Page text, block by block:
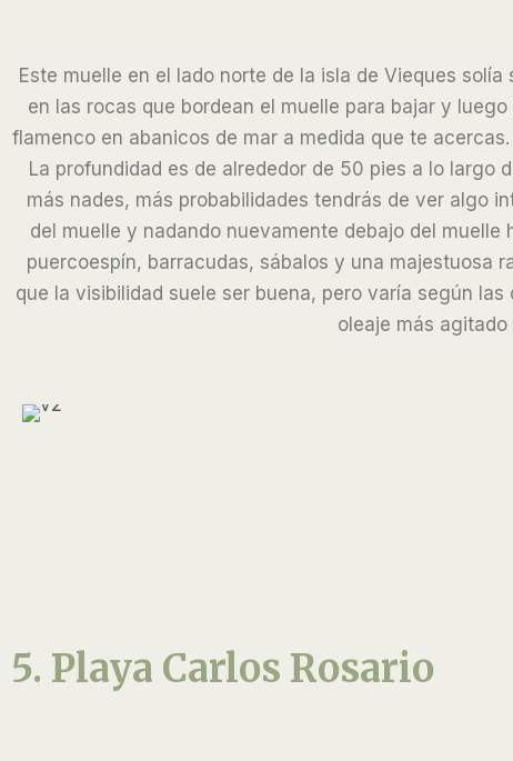
Este muelle en el lado norte de la isla de Vieques
en las rocas que bordean el muelle para bajar y
flamenco en abanicos de mar a medida que te
La profundidad es de alrededor de 50 pies a lo largo
más nades, más probabilidades tendrás de ver algo
del muelle y nadando nuevamente debajo del muelle
puercoespín, barracudas, sábalos y una majestuosa
que la visibilidad suele ser buena, pero varía según
oleaje más
5. Playa Carlos Rosario